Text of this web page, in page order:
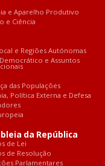
e Aparelho Produtivo
e Ciência
e Regiões Autónomas
e Assuntos
das Populações
Política Externa e Defesa
da República
de Lei
de Resolução
Parlamentares